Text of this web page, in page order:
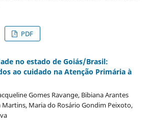
PDF
no estado de Goiás/Brasil:
ao cuidado na Atenção Primária à
Gomes Ravange, Bibiana Arantes
Martins, Maria do Rosário Gondim Peixoto,